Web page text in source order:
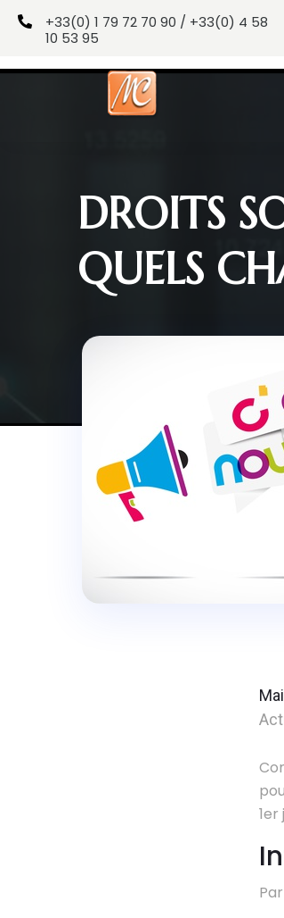

+33(0) 1 79 72 70 90 / +33(0) 4 58
10 53 95
DROITS
QUELS